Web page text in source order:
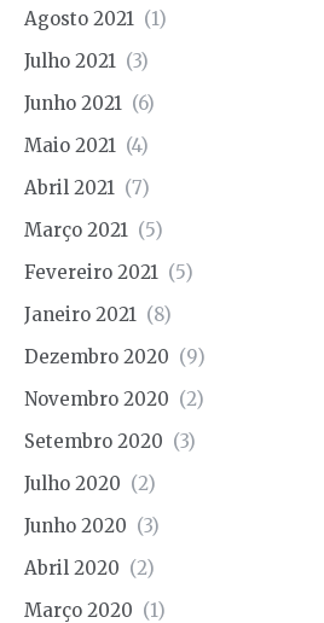
Agosto 2021 (1)
Julho 2021 (3)
Junho 2021 (6)
Maio 2021 (4)
Abril 2021 (7)
Março 2021 (5)
Fevereiro 2021 (5)
Janeiro 2021 (8)
Dezembro 2020 (9)
Novembro 2020 (2)
Setembro 2020 (3)
Julho 2020 (2)
Junho 2020 (3)
Abril 2020 (2)
Março 2020 (1)